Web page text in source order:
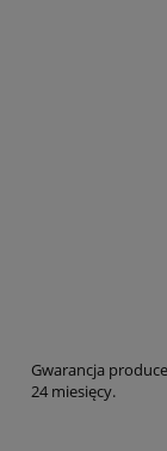
Gwarancja
24 miesięcy.